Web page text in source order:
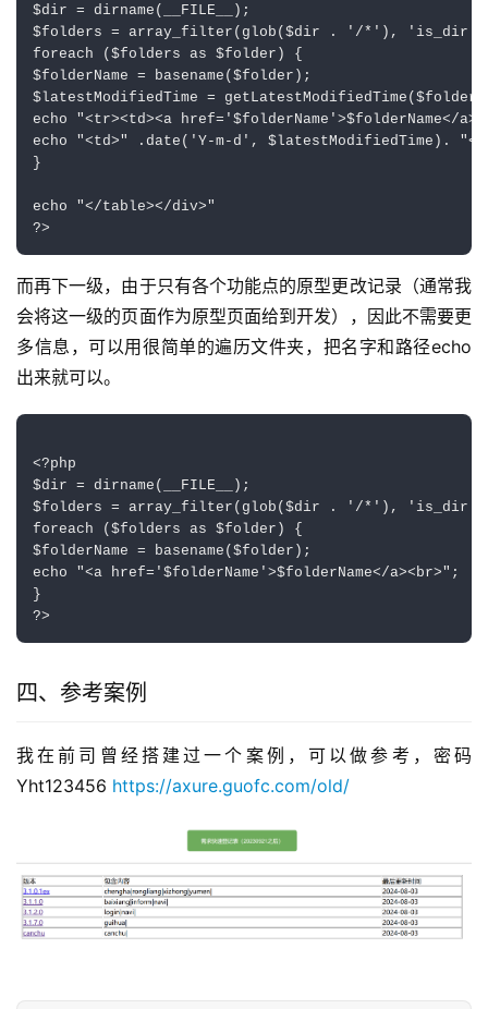
$dir = dirname(__FILE__);
$folders = array_filter(glob($dir . '/*'),
foreach ($folders as $folder) {
$folderName = basename($folder);
$latestModifiedTime =
echo "<tr><td><a href='$folderName'>$folderName</
echo "<td>" .date('Y-m-d', $latestModifiedTime).
}
echo "</table></div>"
而再下一级，由于只有各个功能点的原型更改记录（通常我
会将这一级的页面作为原型页面给到开发），因此不需要更
多信息，可以用很简单的遍历文件夹，把名字和路径echo
出来就可以。
<?php
$dir = dirname(__FILE__);
$folders = array_filter(glob($dir . '/*'),
foreach ($folders as $folder) {
$folderName = basename($folder);
echo "<a href='$folderName'>$folderName</a><br>";
}
四、参考案例
我在前司曾经搭建过一个案例，可以做参考，密码
Yht123456 https://axure.guofc.com/old/